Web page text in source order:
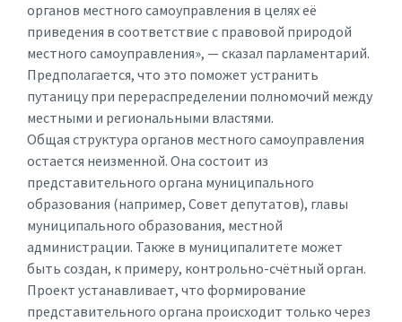
органов местного самоуправления в целях её
приведения в соответствие с правовой природой
местного самоуправления», — сказал парламентарий.
Предполагается, что это поможет устранить
путаницу при перераспределении полномочий между
местными и региональными властями.
Общая структура органов местного самоуправления
остается неизменной. Она состоит из
представительного органа муниципального
образования (например, Совет депутатов), главы
муниципального образования, местной
администрации. Также в муниципалитете может
быть создан, к примеру, контрольно-счётный орган.
Проект устанавливает, что формирование
представительного органа происходит только через